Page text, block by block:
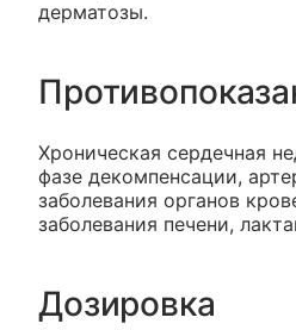
дерматозы.
Хроническая сердечная
фазе декомпенсации,
заболевания органов
заболевания печени,
Дозировка